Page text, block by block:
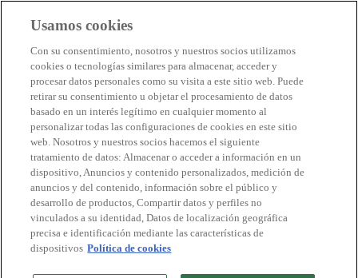
Empresas Biosphere
Cómo valoramos
Quienes somos
ES
English
Português
Français
Català
Deutsch
Türkçe
Construimos modelos sostenibles y certificamos las
buenas prácticas
Usamos cookies
Con su consentimiento, nosotros y nuestros socios utilizamos
cookies o tecnologías similares para almacenar, acceder y
procesar datos personales como su visita a este sitio web. Puede
retirar su consentimiento u objetar el procesamiento de datos
basado en un interés legítimo en cualquier momento al
personalizar todas las configuraciones de cookies en este sitio
web. Nosotros y nuestros socios hacemos el siguiente
tratamiento de datos: Almacenar o acceder a información en un
dispositivo, Anuncios y contenido personalizados, medición de
anuncios y del contenido, información sobre el público y
desarrollo de productos, Compartir datos y perfiles no
vinculados a su identidad, Datos de localización geográfica
precisa e identificación mediante las características de
dispositivos Política de cookies